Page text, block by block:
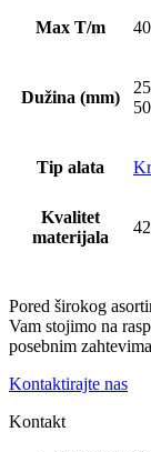
Max T/m 40
Dužina (mm)
Tip alata
Kvalitet
materijala
Pored širokog
Vam stojimo na
posebnim
Kontaktirajte nas
Kontakt